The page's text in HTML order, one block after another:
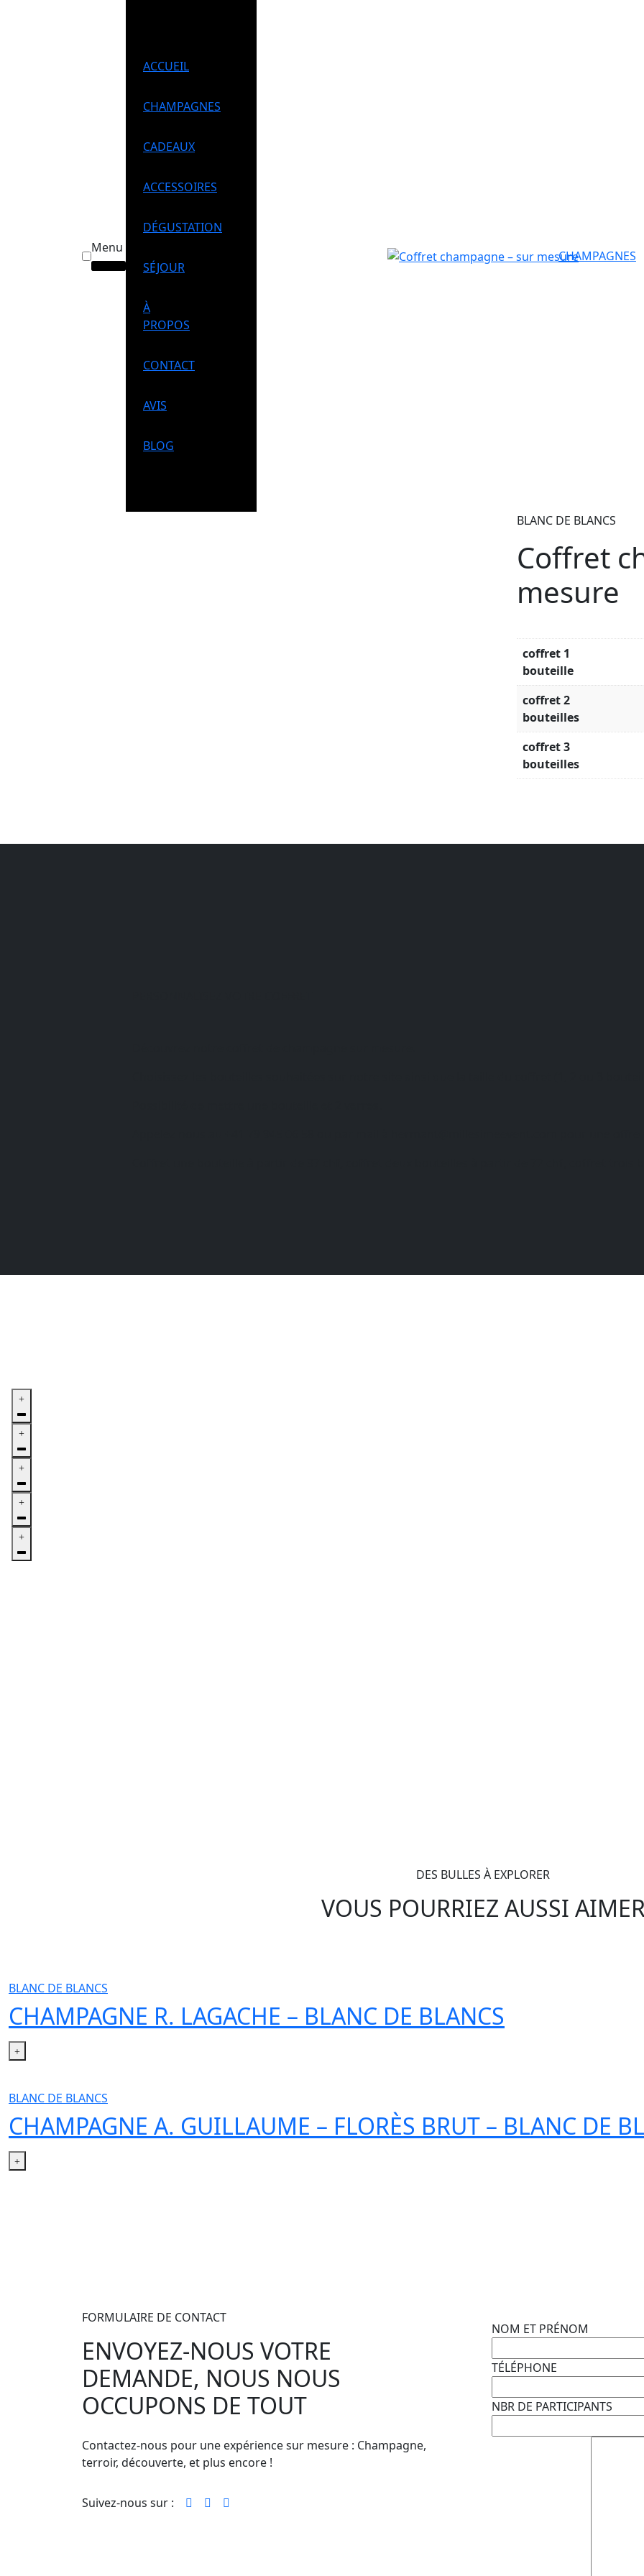
Menu
ACCUEIL
CHAMPAGNES
CADEAUX
ACCESSOIRES
DÉGUSTATION
SÉJOUR
À
PROPOS
CONTACT
AVIS
BLOG
CHAMPAGNES
BLANC DE BLANCS
Coffret
mesure
coffret 1
bouteille
coffret 2
bouteilles
coffret 3
bouteilles
DES BULLES À EXPLORER
VOUS POURRIEZ AUSSI
BLANC DE BLANCS
CHAMPAGNE R. LAGACHE – BLANC DE BLANCS
BLANC DE BLANCS
CHAMPAGNE A. GUILLAUME – FLORÈS BRUT – BLANC DE
FORMULAIRE DE CONTACT
ENVOYEZ-NOUS VOTRE
DEMANDE, NOUS NOUS
OCCUPONS DE TOUT
Contactez-nous pour une expérience sur mesure : Champagne,
terroir, découverte, et plus encore !
Suivez-nous sur :
NOM ET PRÉNOM
TÉLÉPHONE
NBR DE PARTICIPANTS